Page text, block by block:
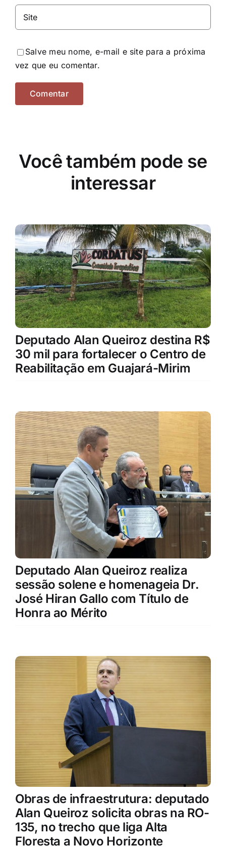
Salve meu nome, e-mail e site para a próxima
vez que eu comentar.
Você também pode se
interessar
Deputado Alan Queiroz destina R$
30 mil para fortalecer o Centro de
Reabilitação em Guajará-Mirim
Deputado Alan Queiroz realiza
sessão solene e homenageia Dr.
José Hiran Gallo com Título de
Honra ao Mérito
Obras de infraestrutura: deputado
Alan Queiroz solicita obras na RO-
135, no trecho que liga Alta
Floresta a Novo Horizonte